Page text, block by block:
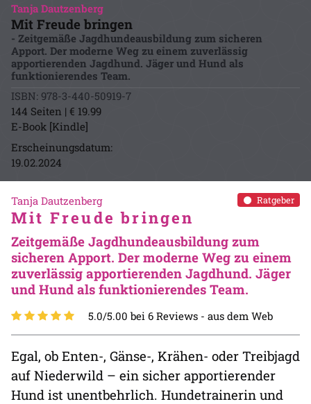
Tanja Dautzenberg
Mit Freude bringen
- Zeitgemäße Jagdhundeausbildung zum sicheren
Apport. Der moderne Weg zu einem zuverlässig
apportierenden Jagdhund. Jäger und Hund als
funktionierendes Team.
ISBN: 978-3-440-50919-7
144 Seiten | € 19.99
E-Book [Kindle]
Erscheinungsdatum:
19.02.2024
Ratgeber
Tanja Dautzenberg
Mit Freude bringen
Zeitgemäße Jagdhundeausbildung zum
sicheren Apport. Der moderne Weg zu einem
zuverlässig apportierenden Jagdhund. Jäger
und Hund als funktionierendes Team.
5.0/5.00 bei 6 Reviews - aus dem Web
Egal, ob Enten-, Gänse-, Krähen- oder Treibjagd
auf Niederwild – ein sicher apportierender
Hund ist unentbehrlich. Hundetrainerin und